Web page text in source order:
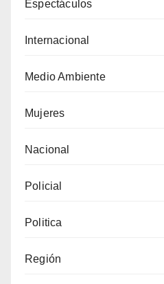
Espectáculos
Internacional
Medio Ambiente
Mujeres
Nacional
Policial
Politica
Región